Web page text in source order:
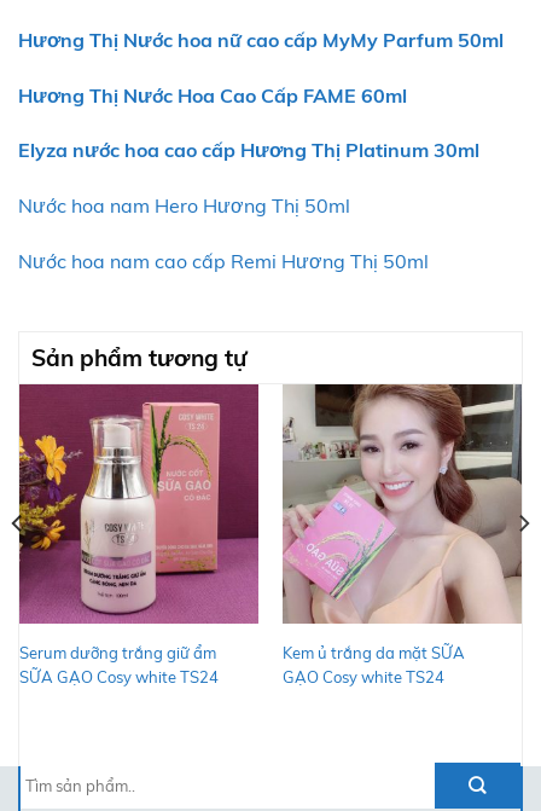
Hương Thị Nước hoa nữ cao cấp MyMy Parfum 50ml
Hương Thị Nước Hoa Cao Cấp FAME 60ml
Elyza nước hoa cao cấp Hương Thị Platinum 30ml
Nước hoa nam Hero Hương Thị 50ml
Nước hoa nam cao cấp Remi Hương Thị 50ml
Sản phẩm tương tự
Serum dưỡng trắng giữ ẩm
SỮA GẠO Cosy white TS24
Kem ủ trắng da mặt SỮA
GẠO Cosy white TS24
Tìm